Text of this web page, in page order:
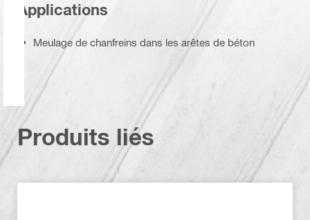
Applications
Meulage de chanfreins dans les arêtes de béton
Produits liés